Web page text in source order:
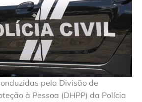
pela Divisão de
à Pessoa (DHPP) da Polícia